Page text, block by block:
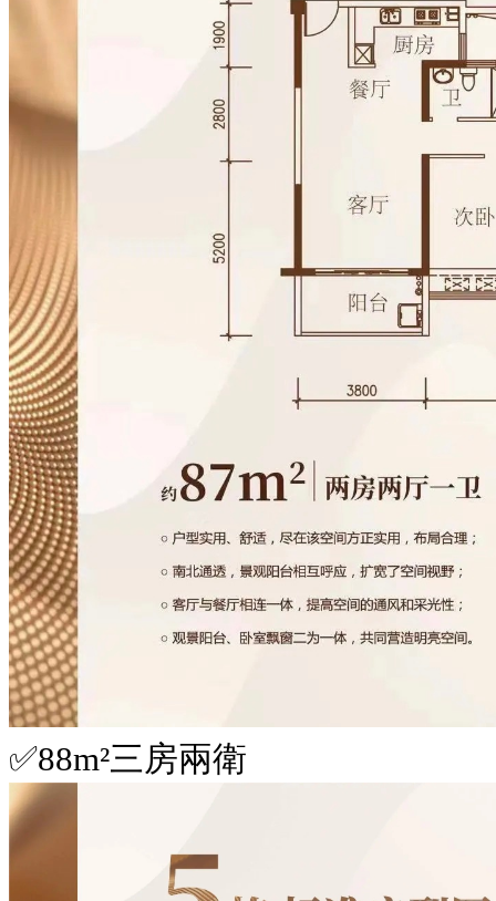
✅88m²三房兩衛